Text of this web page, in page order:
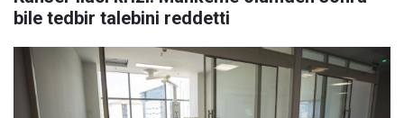
bile tedbir talebini reddetti